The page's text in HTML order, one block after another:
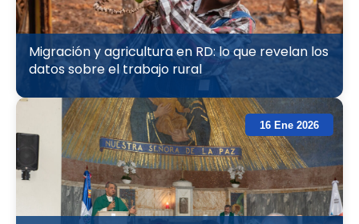
Migración y agricultura en RD: lo que revelan los
datos sobre el trabajo rural
16 Ene 2026